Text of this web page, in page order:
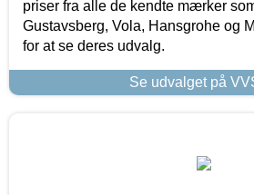
priser fra alle de kendte mærker
Gustavsberg, Vola, Hansgrohe og
for at se deres udvalg.
Se udvalget på